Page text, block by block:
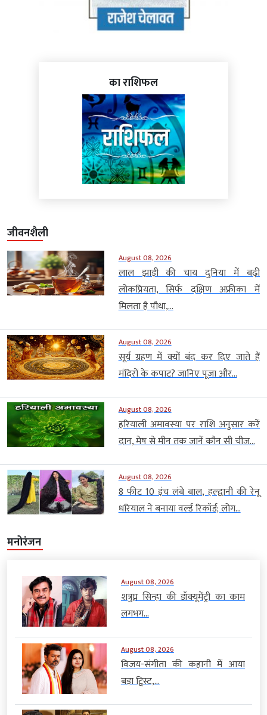
का राशिफल
जीवनशैली
August 08, 2026
लाल झाड़ी की चाय दुनिया में बढ़ी
लोकप्रियता, सिर्फ दक्षिण अफ्रीका में
मिलता है पौधा,...
August 08, 2026
सूर्य ग्रहण में क्यों बंद कर दिए जाते हैं
मंदिरों के कपाट? जानिए पूजा और...
August 08, 2026
हरियाली अमावस्या पर राशि अनुसार करें
दान, मेष से मीन तक जानें कौन सी चीज...
August 08, 2026
8 फीट 10 इंच लंबे बाल, हल्द्वानी की रेनू
धरियाल ने बनाया वर्ल्ड रिकॉर्ड; लोग...
मनोरंजन
August 08, 2026
शत्रुघ्न सिन्हा की डॉक्यूमेंट्री का काम
लगभग...
August 08, 2026
विजय-संगीता की कहानी में आया
बड़ा ट्विस्ट,...